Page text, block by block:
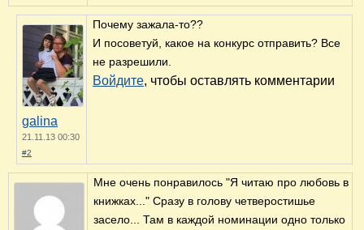
galina
21.11.13 00:30
#2
Почему зажала-то??
И посоветуй, какое на конкурс отправить? Все
не разрешили.
Войдите, чтобы оставлять комментарии
Мне очень понравилось "Я читаю про любовь в
книжках..." Сразу в голову четверостишье
засело... Там в каждой номинации одно только